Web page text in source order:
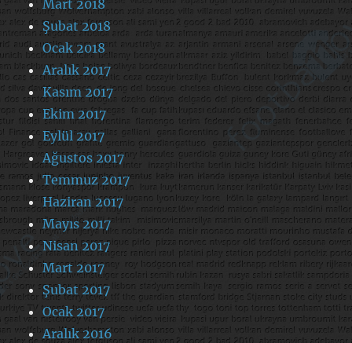
Mart 2018
Şubat 2018
Ocak 2018
Aralık 2017
Kasım 2017
Ekim 2017
Eylül 2017
Ağustos 2017
Temmuz 2017
Haziran 2017
Mayıs 2017
Nisan 2017
Mart 2017
Şubat 2017
Ocak 2017
Aralık 2016